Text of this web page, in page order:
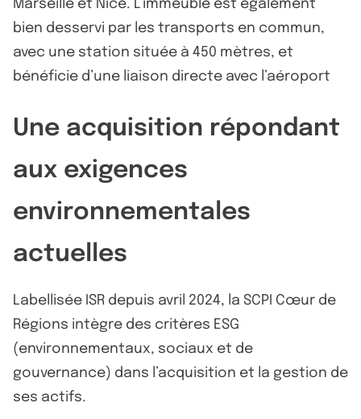
Marseille et Nice. L’immeuble est également
bien desservi par les transports en commun,
avec une station située à 450 mètres, et
bénéficie d’une liaison directe avec l’aéroport
Une acquisition répondant
aux exigences
environnementales
actuelles
Labellisée ISR depuis avril 2024, la SCPI Cœur de
Régions intègre des critères ESG
(environnementaux, sociaux et de
gouvernance) dans l’acquisition et la gestion de
ses actifs.